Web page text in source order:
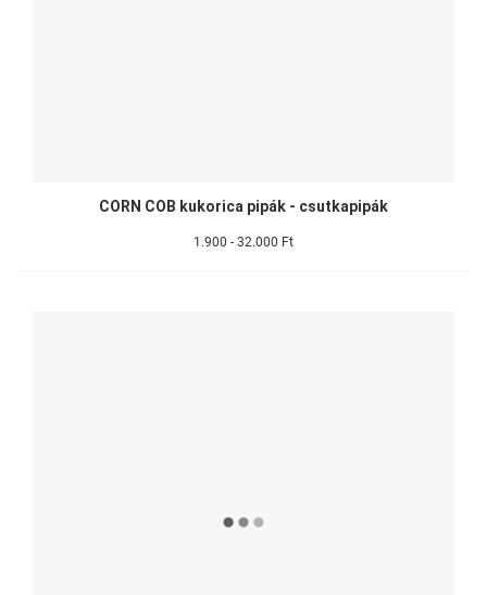
CORN COB kukorica pipák - csutkapipák
1.900 - 32.000 Ft